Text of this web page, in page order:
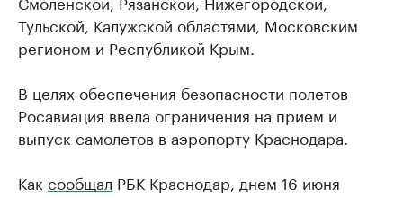
Тульской, Калужской областями, Московским
регионом и Республикой Крым.
В целях обеспечения безопасности полетов
Росавиация ввела ограничения на прием и
выпуск самолетов в аэропорту Краснодара.
Как сообщал РБК Краснодар, днем 16 июня